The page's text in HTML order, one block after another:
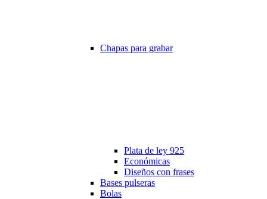
Chapas para grabar
Plata de ley 925
Económicas
Diseños con frases
Bases pulseras
Bolas